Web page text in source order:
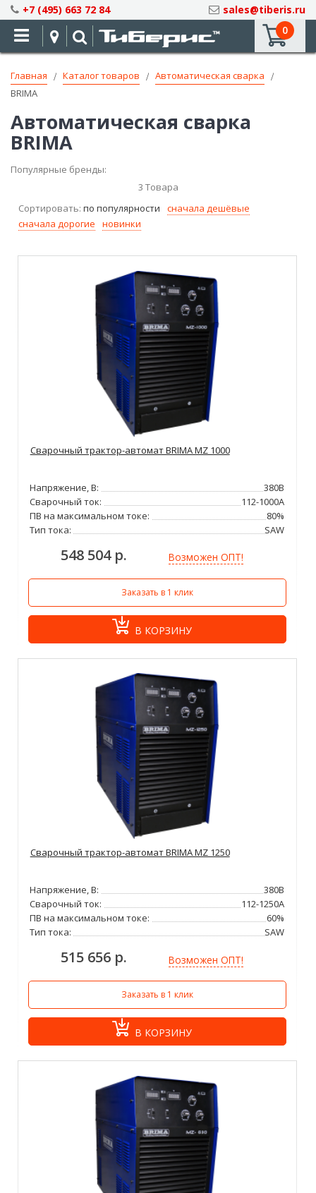
Skip
to
Content
+7 (495) 663 72 84
sales@tiberis.ru
0
Главная Каталог товаров
Автоматическая сварка
BRIMA
Автоматическая сварка
BRIMA
Популярные бренды:
3 Товара
Сортировать: по популярности
сначала дешёвые
сначала дорогие
новинки
Сварочный трактор-автомат BRIMA MZ 1000
Напряжение, В:
380В
Сварочный ток:
112-1000А
ПВ на максимальном токе:
80%
Тип тока:
SAW
548 504 р. Возможен ОПТ!
Заказать в 1 клик
В КОРЗИНУ
Сварочный трактор-автомат BRIMA MZ 1250
Напряжение, В:
380В
Сварочный ток:
112-1250А
ПВ на максимальном токе:
60%
Тип тока:
SAW
515 656 р. Возможен ОПТ!
Заказать в 1 клик
В КОРЗИНУ